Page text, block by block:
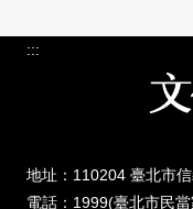
:::
地址：110204 臺北市
電話：1999(臺北市民